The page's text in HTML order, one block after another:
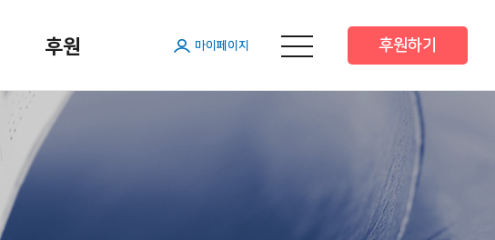
후원
정기후원
메뉴 열기
마이페이지 후원하기